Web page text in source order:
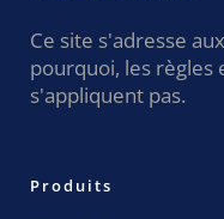
Ce site s'adresse
pourquoi, les règles
s'appliquent pas.
Produits